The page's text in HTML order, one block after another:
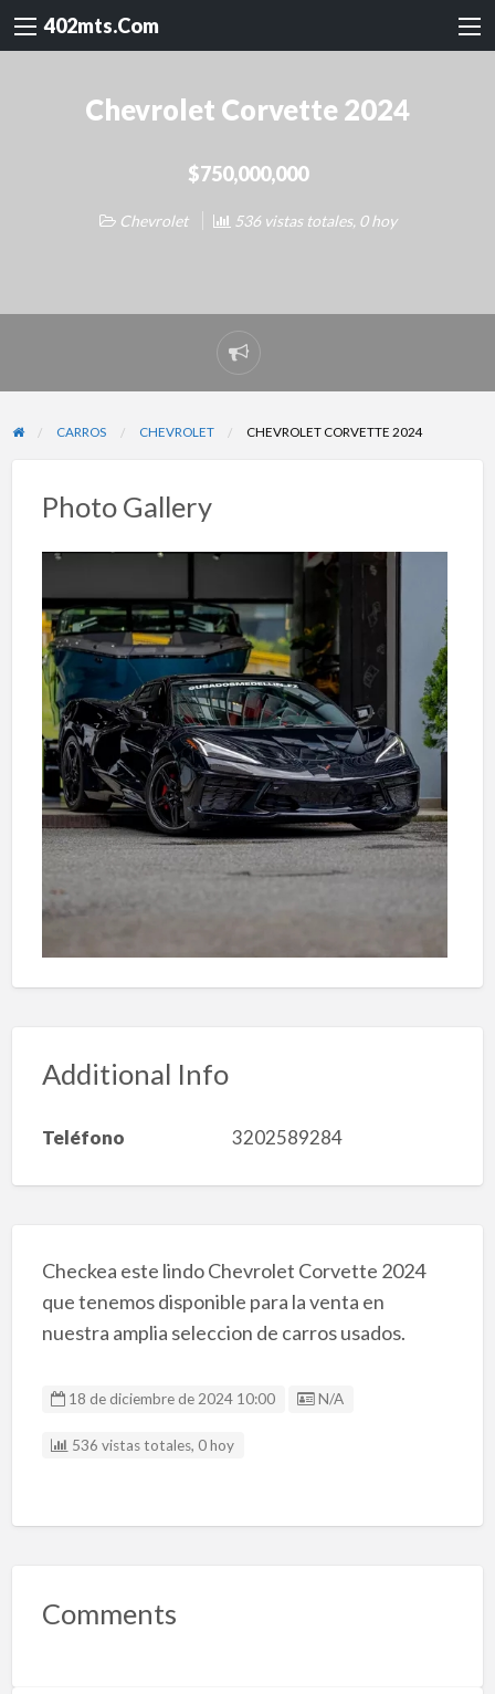
402mts.Com
Chevrolet Corvette 2024
$750,000,000
Chevrolet 536 vistas totales, 0 hoy
Reportar
problema
CARROS CHEVROLET CHEVROLET CORVETTE 2024
Photo Gallery
Additional Info
Teléfono 3202589284
Checkea este lindo Chevrolet Corvette 2024
que tenemos disponible para la venta en
nuestra amplia seleccion de carros usados.
18 de diciembre de 2024 10:00 Listing ID
N/A
536 vistas totales, 0 hoy
Comments